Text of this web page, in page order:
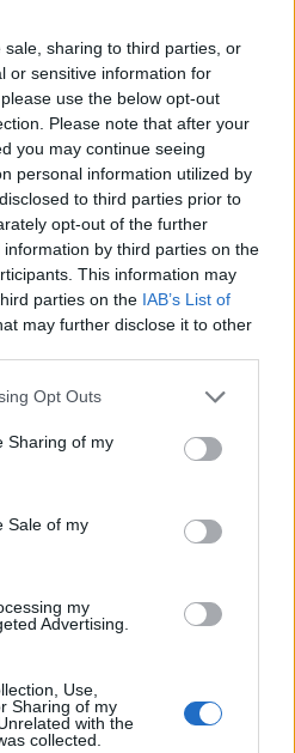
sharing to third parties, or
or sensitive information for
use the below opt-out
Please note that after your
you may continue seeing
personal information utilized by
to third parties prior to
opt-out of the further
by third parties on the
This information may
parties on the IAB’s List of
may further disclose it to other
Opt Outs
Sharing of my
Sale of my
my
Advertising.
Use,
Sharing of my
with the
collected.